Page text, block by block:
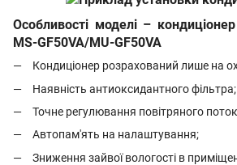
Особливості моделі –
MS-GF50VA/MU-GF50VA
Кондиціонер розрахований лише на
Наявність антиоксидантного фільтра;
Точне регулювання повітряного
Автопам'ять на налаштування;
Зниження зайвої вологості в